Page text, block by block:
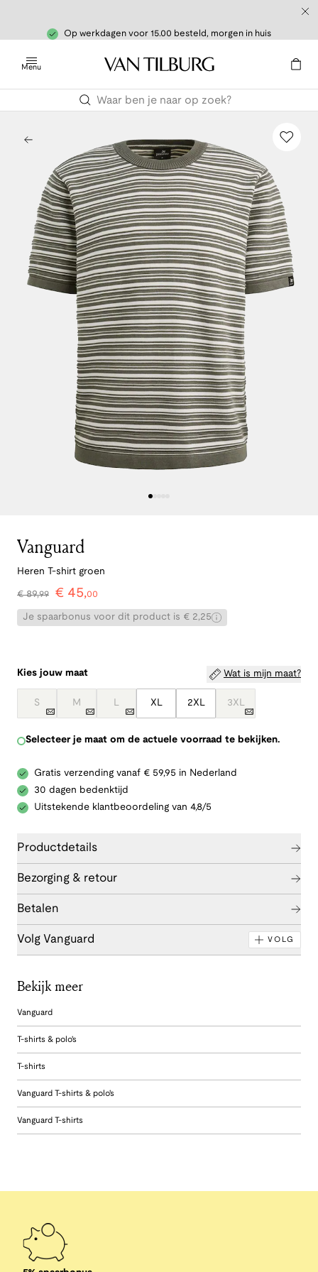
Op werkdagen voor 15.00 besteld, morgen in huis
Menu
Vanguard
Heren T-shirt groen
€89,99 € 45,00
Je spaarbonus voor dit product is € 2,25
Kies jouw maat Wat is mijn maat?
S M L XL 2XL 3XL
Selecteer je maat om de actuele voorraad te bekijken.
Gratis verzending vanaf € 59,95 in Nederland
30 dagen bedenktijd
Uitstekende klantbeoordeling van 4,8/5
Productdetails
Bezorging & retour
Betalen
Volg Vanguard VOLG
Bekijk meer
Vanguard
T-shirts & polo's
T-shirts
Vanguard T-shirts & polo's
Vanguard T-shirts